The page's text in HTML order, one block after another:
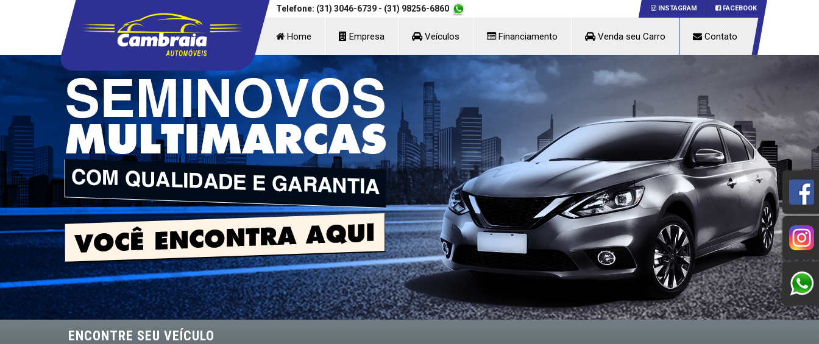
Telefone: (31) 3046-6739 - (31) 98256-6860 INSTAGRAM FACEBOOK
Home Empresa Veículos Financiamento Venda seu Carro Contato
ENCONTRE SEU VEÍCULO